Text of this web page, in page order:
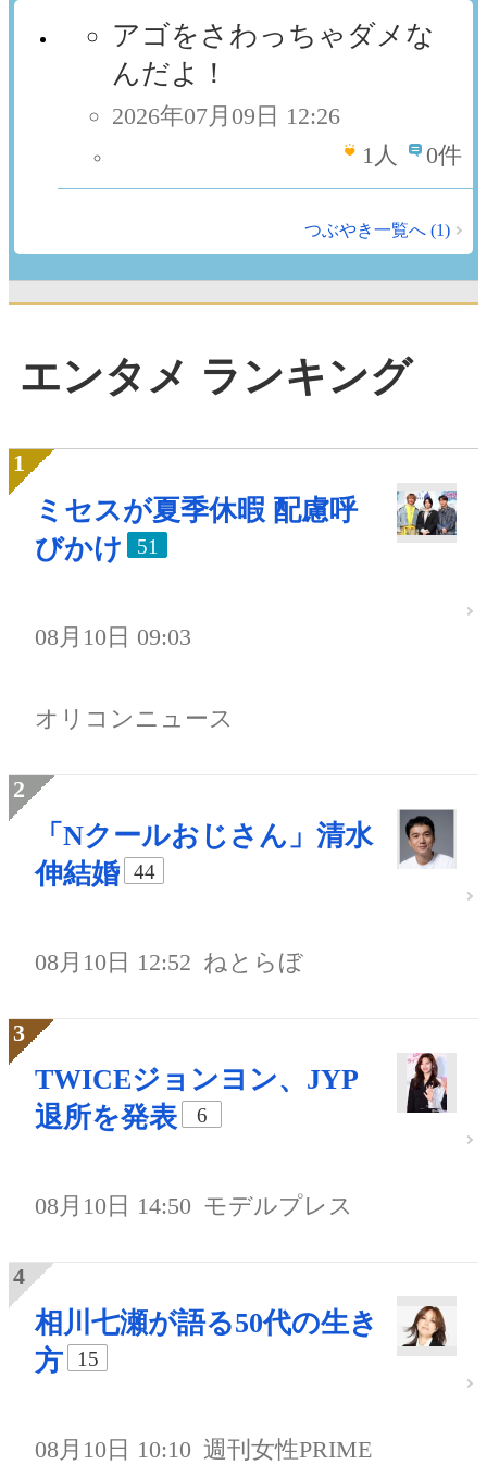
アゴをさわっちゃダメな
んだよ！
2026年07月09日 12:26
1人 0件
つぶやき一覧へ (1)
エンタメ ランキング
ミセスが夏季休暇 配慮呼
びかけ
51
08月10日 09:03
オリコンニュース
「Nクールおじさん」清水
伸結婚
44
08月10日 12:52 ねとらぼ
TWICEジョンヨン、JYP
退所を発表
6
08月10日 14:50 モデルプレス
相川七瀬が語る50代の生き
方
15
08月10日 10:10 週刊女性PRIME